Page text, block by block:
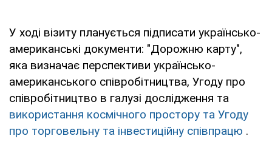
У ході візиту планується підписати українсько-
американські документи: "Дорожню карту",
яка визначає перспективи українсько-
американського співробітництва, Угоду про
співробітництво в галузі дослідження та
використання космічного простору та Угоду
про торговельну та інвестиційну співпрацю .